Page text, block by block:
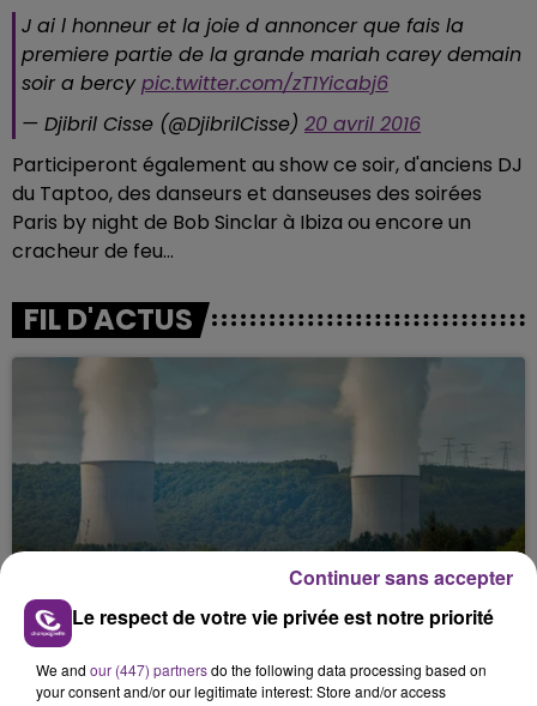
J ai l honneur et la joie d annoncer que fais la
premiere partie de la grande mariah carey demain
soir a bercypic.twitter.com/zT1Yicabj6
— Djibril Cisse (@DjibrilCisse) 20 avril 2016
Participeront également au show ce soir, d'anciens DJ
du Taptoo, des danseurs et danseuses des soirées
Paris by night de Bob Sinclar à Ibiza ou encore un
cracheur de feu...
FIL D'ACTUS
LA CENTRALE NUCLÉAIRE DE CHOOZ
TOUJOURS À L'ARRÊT
Cela fait déjà une semaine que la centrale
nucléaire ardennaise est à l'arrêt. Une situation
justifiée par la sécheresse intense qui est toujours
Le respect de votre vie privée est notre priorité
We and our (447) partnersdo the following data processing based on
your consent and/or our legitimate interest: Store and/or access
Continuer sans accepter